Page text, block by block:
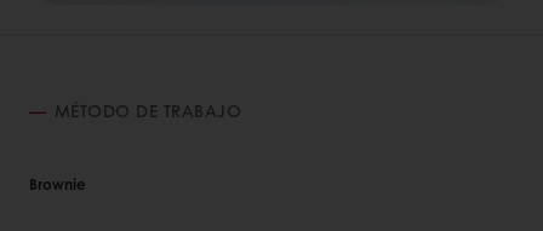
MÉTODO DE TRABAJO
Brownie